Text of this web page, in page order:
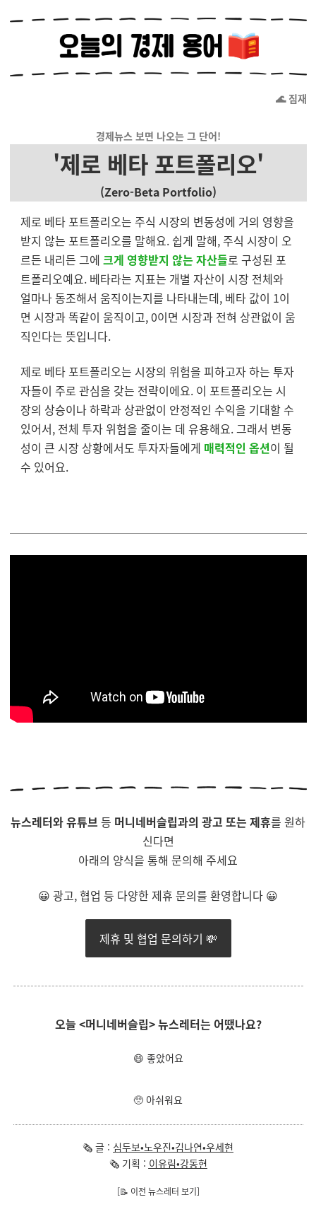
🌊 짐재
경제뉴스 보면 나오는 그 단어!
'제로 베타 포트폴리오'
(Zero-Beta Portfolio)
제로 베타 포트폴리오는 주식 시장의 변동성에 거의 영향을
받지 않는 포트폴리오를 말해요. 쉽게 말해, 주식 시장이 오
르든 내리든 그에 크게 영향받지 않는 자산들로 구성된 포
트폴리오예요. 베타라는 지표는 개별 자산이 시장 전체와
얼마나 동조해서 움직이는지를 나타내는데, 베타 값이 1이
면 시장과 똑같이 움직이고, 0이면 시장과 전혀 상관없이 움
직인다는 뜻입니다.
제로 베타 포트폴리오는 시장의 위험을 피하고자 하는 투자
자들이 주로 관심을 갖는 전략이에요. 이 포트폴리오는 시
장의 상승이나 하락과 상관없이 안정적인 수익을 기대할 수
있어서, 전체 투자 위험을 줄이는 데 유용해요. 그래서 변동
성이 큰 시장 상황에서도 투자자들에게 매력적인 옵션이 될
수 있어요.
뉴스레터와 유튜브 등 머니네버슬립과의 광고 또는 제휴를 원하
신다면
아래의 양식을 통해 문의해 주세요
😀 광고, 협업 등 다양한 제휴 문의를 환영합니다 😀
제휴 및 협업 문의하기 💸
오늘 <머니네버슬립> 뉴스레터는 어땠나요?
😄 좋았어요
🥺 아쉬워요
🗞 글 : 심두보•노우진•김나연•우세현
🗞 기획 : 이유림•강동현
[📝 이전 뉴스레터 보기]